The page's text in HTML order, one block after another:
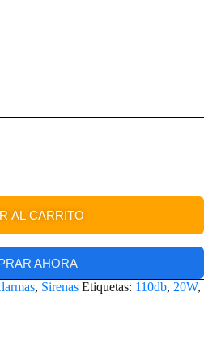
AL CARRITO
AHORA
, Sirenas Etiquetas: 110db, 20W,